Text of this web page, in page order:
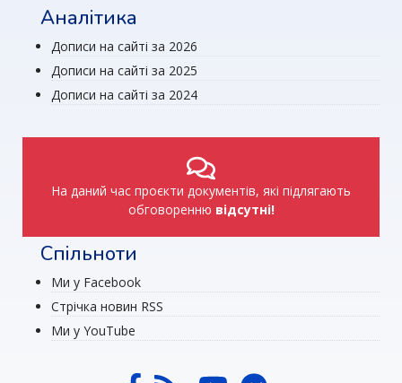
Аналітика
Дописи на сайті за 2026
Дописи на сайті за 2025
Дописи на сайті за 2024
На даний час проєкти документів, які підлягають
обговоренню відсутні!
Спільноти
Ми у Facebook
Стрічка новин RSS
Ми у YouTube